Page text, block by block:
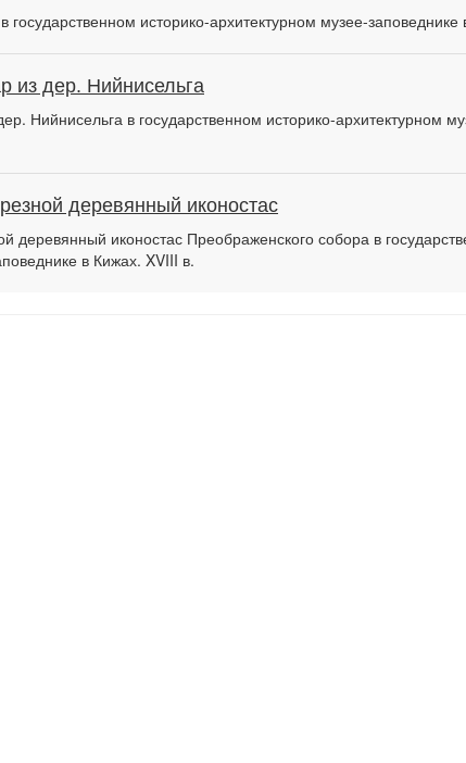
государственном историко-архитектурном музее-заповеднике
из дер. Нийнисельга
Нийнисельга в государственном историко-архитектурном
деревянный иконостас
деревянный иконостас Преображенского собора в
в Кижах. XVIII в.